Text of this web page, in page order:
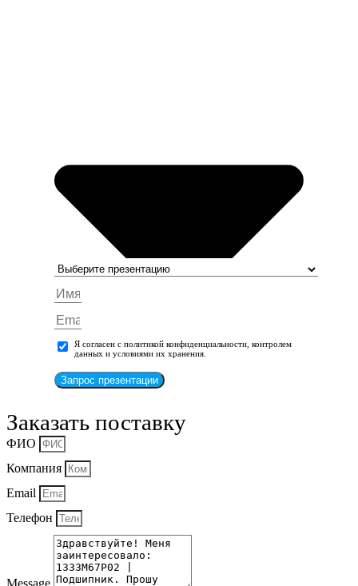
Я согласен с политикой конфиденциальности, контролем
данных и условиями их хранения.
Запрос презентации
Заказать поставку
ФИО
Компания
Email
Телефон
Message